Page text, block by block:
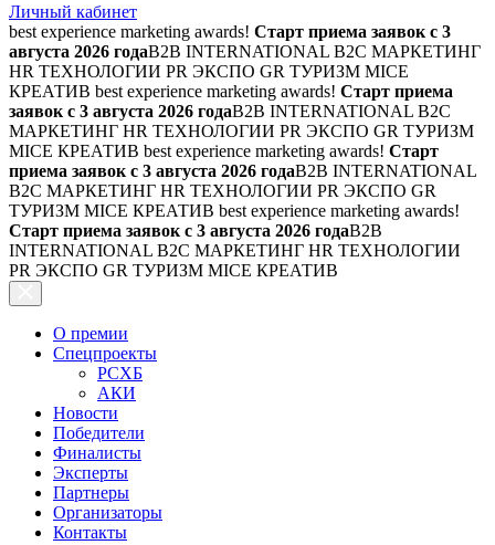
Личный кабинет
best experience marketing awards! Старт приема заявок с 3
августа 2026 годаB2B INTERNATIONAL B2C МАРКЕТИНГ
HR ТЕХНОЛОГИИ PR ЭКСПО GR ТУРИЗМ MICE
КРЕАТИВ best experience marketing awards! Старт приема
заявок с 3 августа 2026 годаB2B INTERNATIONAL B2C
МАРКЕТИНГ HR ТЕХНОЛОГИИ PR ЭКСПО GR ТУРИЗМ
MICE КРЕАТИВ best experience marketing awards! Старт
приема заявок с 3 августа 2026 годаB2B INTERNATIONAL
B2C МАРКЕТИНГ HR ТЕХНОЛОГИИ PR ЭКСПО GR
ТУРИЗМ MICE КРЕАТИВ best experience marketing awards!
Старт приема заявок с 3 августа 2026 годаB2B
INTERNATIONAL B2C МАРКЕТИНГ HR ТЕХНОЛОГИИ
PR ЭКСПО GR ТУРИЗМ MICE КРЕАТИВ
О премии
Спецпроекты
РСХБ
АКИ
Новости
Победители
Финалисты
Эксперты
Партнеры
Организаторы
Контакты